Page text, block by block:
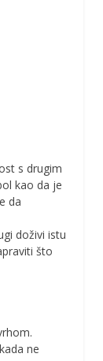
s drugim
kao da je
da
doživi istu
što
ne